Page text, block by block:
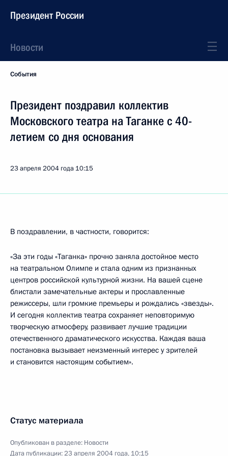
Президент России
Новости
События
Президент поздравил коллектив
Московского театра на Таганке с 40-
летием со дня основания
23 апреля 2004 года 10:15
В поздравлении, в частности, говорится:
«За эти годы «Таганка» прочно заняла достойное место
на театральном Олимпе и стала одним из признанных
центров российской культурной жизни. На вашей сцене
блистали замечательные актеры и прославленные
режиссеры, шли громкие премьеры и рождались «звезды».
И сегодня коллектив театра сохраняет неповторимую
творческую атмосферу, развивает лучшие традиции
отечественного драматического искусства. Каждая ваша
постановка вызывает неизменный интерес у зрителей
и становится настоящим событием».
Статус материала
Опубликован в разделе: Новости
Дата публикации:23 апреля 2004 года, 10:15